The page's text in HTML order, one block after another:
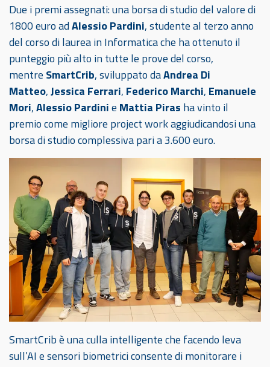
Due i premi assegnati: una borsa di studio del valore di
1800 euro adAlessio Pardini, studente al terzo anno
del corso di laurea in Informatica che ha ottenuto il
punteggio più alto in tutte le prove del corso,
mentre SmartCrib, sviluppato daAndrea Di
Matteo,Jessica Ferrari, Federico Marchi, Emanuele
Mori,Alessio Pardinie Mattia Piras ha vinto il
premio come migliore project work aggiudicandosi una
borsa di studio complessiva pari a 3.600 euro.
SmartCrib è una culla intelligente che facendo leva
sull’AI e sensori biometrici consente di monitorare i